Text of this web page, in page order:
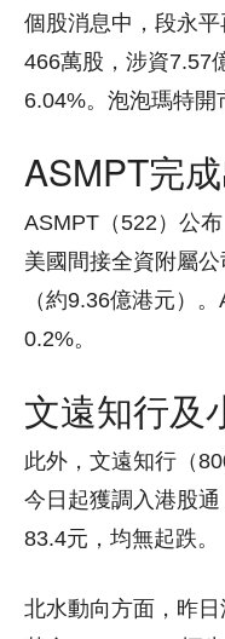
個股消息中，段永平
466萬股，涉資7.57
6.04%。泡泡瑪特開
ASMPT完
ASMPT（522）公
美國間接全資附屬
（約9.36億港元）
0.2%。
文遠知行及
此外，文遠知行（
今日起獲調入港股
83.4元，均無起跌。
北水動向方面，昨